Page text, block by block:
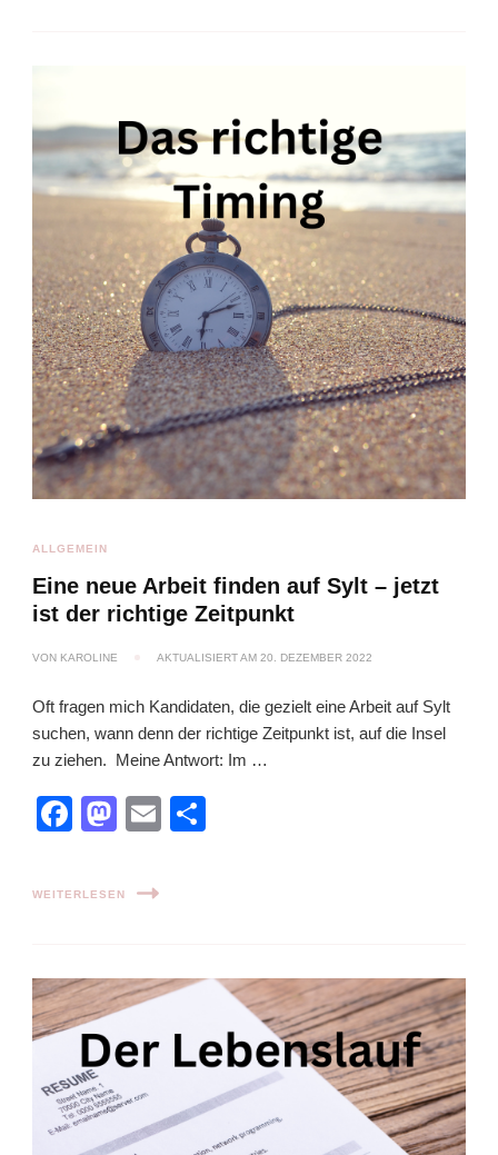
ALLGEMEIN
Eine neue Arbeit finden auf Sylt – jetzt
ist der richtige Zeitpunkt
VON KAROLINE AKTUALISIERT AM 20. DEZEMBER 2022
Oft fragen mich Kandidaten, die gezielt eine Arbeit auf Sylt
suchen, wann denn der richtige Zeitpunkt ist, auf die Insel
zu ziehen. Meine Antwort: Im …
Facebook
Mastodon
Email
WEITERLESEN